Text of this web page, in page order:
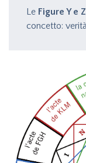
Le Figure Y e Z
concetto: